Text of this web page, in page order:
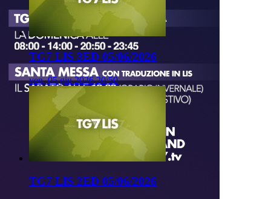
TG7 LIS 3ED 05/06/2026
ven, 05 giu 2026 20:50
TG7 LIS 2ED 05/06/2026